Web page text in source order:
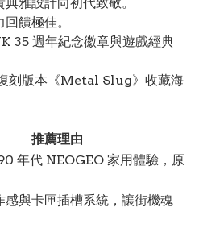
回饋極佳。
35 週年紀念徽章與遊戲經典
刻版本《Metal Slug》收藏海
推薦理由
年代 NEOGEO 家用體驗，原
感與卡匣插槽系統，讓街機魂